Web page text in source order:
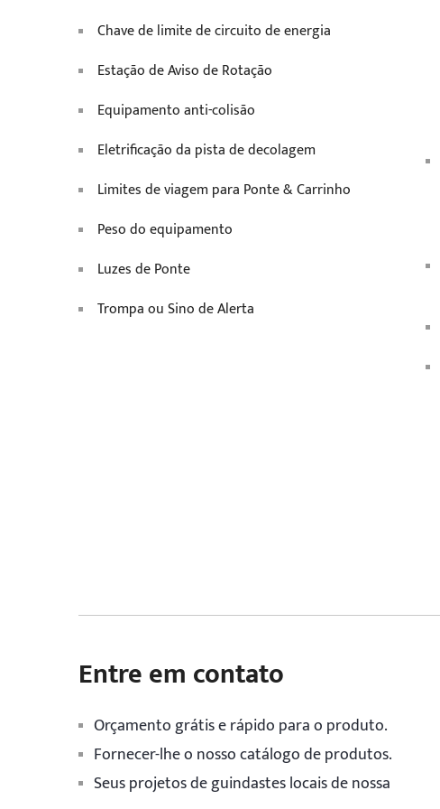
Chave de limite de circuito de energia
Estação de Aviso de Rotação
Equipamento anti-colisão
Eletrificação da pista de decolagem
Limites de viagem para Ponte & Carrinho
Peso do equipamento
Luzes de Ponte
Trompa ou Sino de Alerta
Entre em contato
Orçamento grátis e rápido para o produto.
Fornecer-lhe o nosso catálogo de produtos.
Seus projetos de guindastes locais de nossa